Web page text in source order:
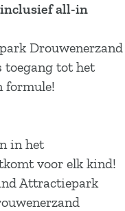
all-in
Drouwenerzand
tot het
formule!
in het
voor elk kind!
Attractiepark